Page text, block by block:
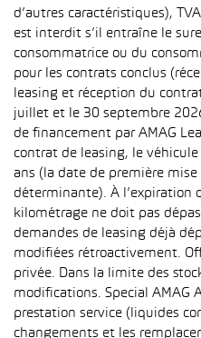
d’autres caractéristiques),
est interdit s’il entraîne le
consommatrice ou du
pour les contrats conclus
leasing et réception du
juillet et le 30 septembre
de financement par AMAG
contrat de leasing, le
ans (la date de première
déterminante). À l’expiration
kilométrage ne doit pas
demandes de leasing déjà
modifiées rétroactivement.
privée. Dans la limite des
modifications. Special AMAG
prestation service (liquides
changements et les